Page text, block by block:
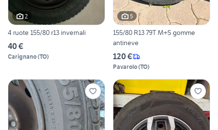
2
4 ruote 155/80 r13 invernali
40 €
Carignano(TO)
5
155/80 R13 79T M+S gomme
antineve
120 €
Pavarolo(TO)